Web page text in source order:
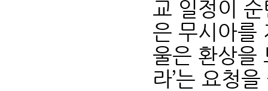
교 일정이
은 무시아를
울은 환상을
라’는 요청